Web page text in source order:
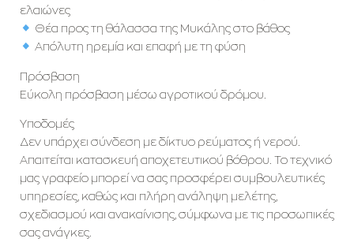
ελαιώνες
Θέα προς τη θάλασσα της Μυκάλης στο βάθος
Απόλυτη ηρεμία και επαφή με τη φύση
Πρόσβαση
Εύκολη πρόσβαση μέσω αγροτικού δρόμου.
Υποδομές
Δεν υπάρχει σύνδεση με δίκτυο ρεύματος ή νερού.
Απαιτείται κατασκευή αποχετευτικού βόθρου. Το τεχνικό
μας γραφείο μπορεί να σας προσφέρει συμβουλευτικές
υπηρεσίες, καθώς και πλήρη ανάληψη μελέτης,
σχεδιασμού και ανακαίνισης, σύμφωνα με τις προσωπικές
σας ανάγκες.